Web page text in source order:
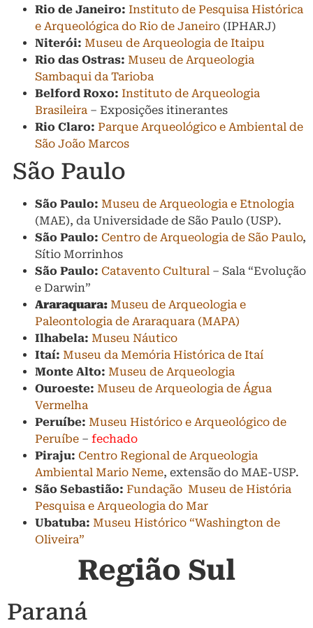
Rio de Janeiro: Instituto de Pesquisa Histórica
e Arqueológica do Rio de Janeiro (IPHARJ)
Niterói: Museu de Arqueologia de Itaipu
Rio das Ostras: Museu de Arqueologia
Sambaqui da Tarioba
Belford Roxo: Instituto de Arqueologia
Brasileira – Exposições itinerantes
Rio Claro: Parque Arqueológico e Ambiental de
São João Marcos
São Paulo
São Paulo: Museu de Arqueologia e Etnologia
(MAE), da Universidade de São Paulo (USP).
São Paulo: Centro de Arqueologia de São Paulo,
Sítio Morrinhos
São Paulo: Catavento Cultural – Sala “Evolução
e Darwin”
Araraquara: Museu de Arqueologia e
Paleontologia de Araraquara (MAPA)
Ilhabela: Museu Náutico
Itaí: Museu da Memória Histórica de Itaí
Monte Alto: Museu de Arqueologia
Ouroeste: Museu de Arqueologia de Água
Vermelha
Peruíbe: Museu Histórico e Arqueológico de
Peruíbe – fechado
Piraju: Centro Regional de Arqueologia
Ambiental Mario Neme, extensão do MAE-USP.
São Sebastião: Fundação Museu de História
Pesquisa e Arqueologia do Mar
Ubatuba: Museu Histórico “Washington de
Oliveira”
Região Sul
Paraná